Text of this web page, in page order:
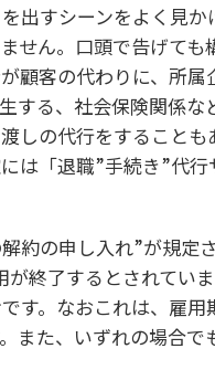
出すシーンをよく見か
せん。口頭で告げても
顧客の代わりに、所属
する、社会保険関係な
の代行をすることも
は「退職”手続き”代
約の申し入れ”が規定
終了するとされてい
す。なおこれは、雇用
また、いずれの場合で